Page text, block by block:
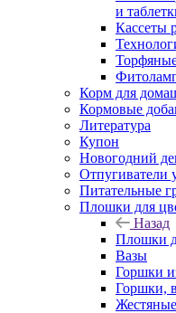
и
Кассеты
Корм для
Кормовые
Литература
Купон
Новогодний
Отпугиватели
Питательные
Плошки для
Назад
Плошки
Вазы
Горшки
Горшки,